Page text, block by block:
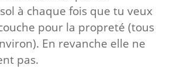
à chaque fois que tu veux
pour la propreté (tous
En revanche elle ne
pas.